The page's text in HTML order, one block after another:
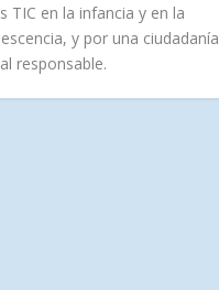
TIC en la infancia y en la
y por una ciudadanía
responsable.